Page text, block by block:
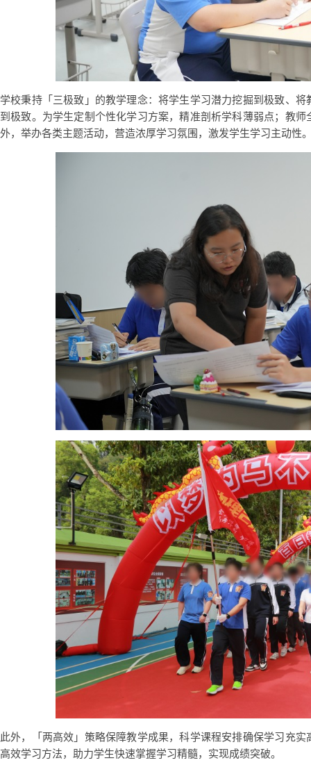
学校秉持「三极致」的教学理念：将学生学习潜力挖掘到极致、
到极致。为学生定制个性化学习方案，精准剖析学科薄弱点；教
外，举办各类主题活动，营造浓厚学习氛围，激发学生学习主动性
此外，「两高效」策略保障教学成果，科学课程安排确保学习充
高效学习方法，助力学生快速掌握学习精髓，实现成绩突破。